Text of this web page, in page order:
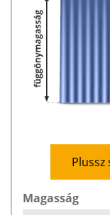
Magasság